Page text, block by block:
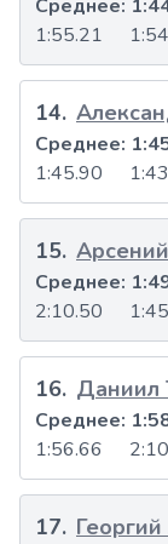
1:55.21
Среднее:
14.
1:45.90
Среднее:
15.
2:10.50
Среднее:
16. Даниил
1:56.66
Среднее:
17.